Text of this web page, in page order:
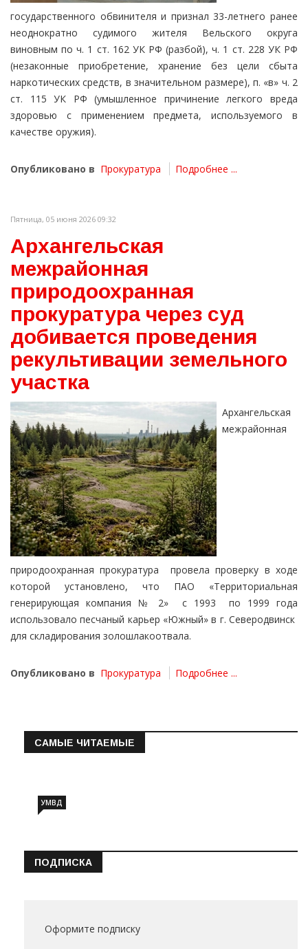
государственного обвинителя и признал 33-летнего ранее
неоднократно судимого жителя Вельского округа
виновным по ч. 1 ст. 162 УК РФ (разбой), ч. 1 ст. 228 УК РФ
(незаконные приобретение, хранение без цели сбыта
наркотических средств, в значительном размере), п. «в» ч. 2
ст. 115 УК РФ (умышленное причинение легкого вреда
здоровью с применением предмета, используемого в
качестве оружия).
Опубликовано в Прокуратура Подробнее ...
Пятница, 05 июня 2026 09:32
Архангельская
межрайонная
природоохранная
прокуратура через суд
добивается проведения
рекультивации земельного
участка
Архангельская
межрайонная
природоохранная прокуратура провела проверку в ходе
которой установлено, что ПАО «Территориальная
генерирующая компания № 2» с 1993 по 1999 года
использовало песчаный карьер «Южный» в г. Северодвинск
для складирования золошлакоотвала.
Опубликовано в Прокуратура Подробнее ...
САМЫЕ ЧИТАЕМЫЕ
УМВД
ПОДПИСКА
Оформите подписку